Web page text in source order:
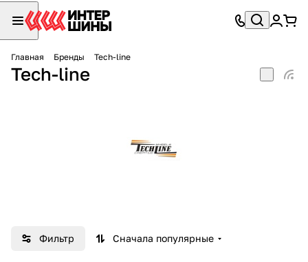
Главная Бренды Tech-line
Tech-line
Фильтр Сначала популярные